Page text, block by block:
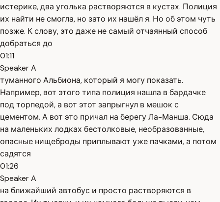
истерике, два уголька растворяются в кустах. Полиция
их найти не смогла, но зато их нашёл я. Но об этом чуть
позже. К слову, это даже не самый отчаянный способ
добраться до
01:11
Speaker A
туманного Альбиона, который я могу показать.
Например, вот этого типа полиция нашла в бардачке
под торпедой, а вот этот запрыгнул в мешок с
цементом. А вот это причал на берегу Ла-Манша. Сюда
на маленьких лодках бестолковые, необразованные,
опасные нищеброды приплывают уже пачками, а потом
садятся
01:26
Speaker A
на ближайший автобус и просто растворяются в